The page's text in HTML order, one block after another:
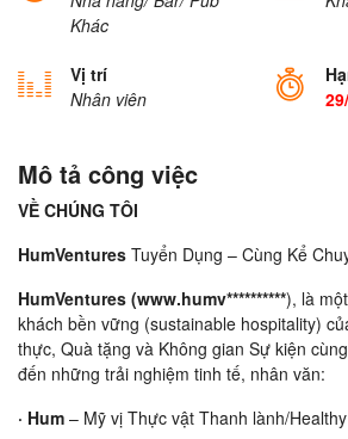
Khác
Vị trí
Nhân viên
Mô tả công việc
VỀ CHÚNG TÔI
HumVentures Tuyển Dụng – Cùng Kể
HumVentures (www.humv**********), là
khách bền vững (sustainable hospitality)
thực, Quà tặng và Không gian Sự kiện
đến những trải nghiệm tinh tế, nhân văn:
· Hum – Mỹ vị Thực vật Thanh lành/